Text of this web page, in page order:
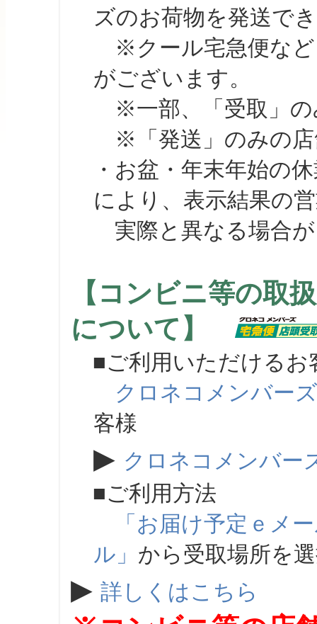
ズのお荷物を発送で
※クール宅急便など
がございます。
※一部、「受取」の
※「発送」のみの店
・お盆・年末年始の
により、表示結果の
実際と異なる場合が
【コンビニ等の取
について】
■ご利用いただけるお
クロネコメンバーズ
客様
▶ クロネコメンバー
■ご利用方法
「お届け予定ｅメ
ル」 から受取場所を
▶ 詳しくはこちら